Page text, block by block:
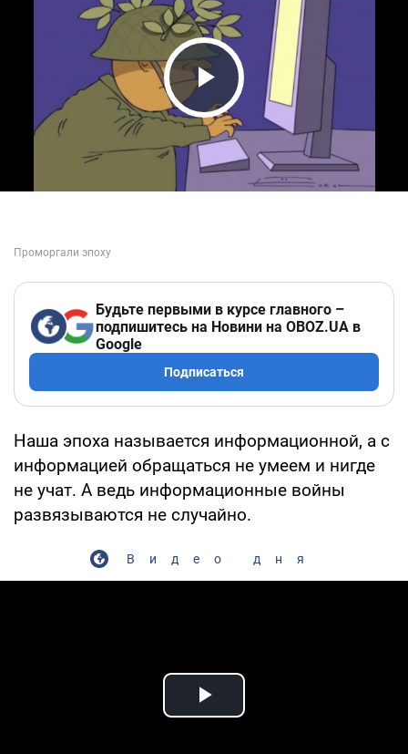
Play Video
Будьте первыми в курсе главного –
подпишитесь на Новини на OBOZ.UA в
Google
Подписаться
Наша эпоха называется информационной, а с
информацией обращаться не умеем и нигде
не учат. А ведь информационные войны
развязываются не случайно.
Видео дня
Play Video